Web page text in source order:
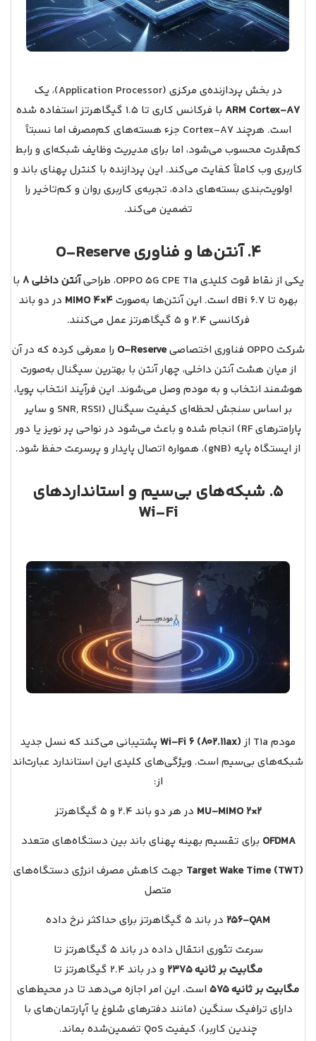
در بخش پردازنده‌ی مرکزی (Application Processor)، یک
ARM Cortex‑A7
با فرکانس کاری تا ۱.۵ گیگاهرتز استفاده شده
است. هرچند Cortex‑A7 جزء هسته‌های کم‌مصرف اما نسبتاً
کم‌قدرت محسوب می‌شود، اما برای مدیریت وظایف شبکه‌ای و رابط
کاربری وب کاملاً کفایت می‌کند. این پردازنده با کنترل پهنای باند و
اولویت‌بندی بسته‌های داده، تجربه‌ی کاربری روان و کم‌تاخیر را
تضمین می‌کند.
4. آنتن‌ها و فناوری O‑Reserve
یکی از نقاط قوت کلیدی OPPO 5G CPE T1a، طراحی ۸ آنتن داخلی
با
بهره تا 6.7 dBi است. این آنتن‌ها به‌صورت
MIMO 4×4 در دو باند
فرکانسی 2.4 و 5 گیگاهرتز عمل می‌کنند.
شرکت OPPO فناوری اختصاصی
O‑Reserve را معرفی کرده که در آن
از میان هشت آنتن داخلی، چهار آنتن با بهترین سیگنال به‌صورت
هوشمند انتخاب و به مودم وصل می‌شوند. این فرآیند انتخاب پویا،
بر اساس سنجش لحظه‌ای کیفیت سیگنال (SNR, RSSI و سایر
پارامترهای RF) انجام شده و باعث می‌شود در نواحی پر نویز یا دور
از ایستگاه پایه (gNB)، همواره اتصال پایدار و پرسرعت حفظ شود.
5. شبکه‌های بی‌سیم و استانداردهای
Wi‑Fi
مودم T1a از Wi‑Fi 6 (802.11ax) پشتیبانی می‌کند که نسل جدید
شبکه‌های بی‌سیم است. ویژگی‌های کلیدی این استاندارد عبارت‌اند
از:
MU‑MIMO 2×2 در هر دو باند 2.4 و 5 گیگاهرتز
OFDMA برای تقسیم بهینه پهنای باند بین دستگاه‌های متعدد
Target Wake Time (TWT) جهت کاهش مصرف انرژی دستگاه‌های
متصل
256‑QAM در باند 5 گیگاهرتز برای حداکثر نرخ داده
سرعت تئوری انتقال داده در باند 5 گیگاهرتز تا
۲۳۷۵ مگابیت بر ثانیه
و در باند 2.4 گیگاهرتز تا
۵۷۵ مگابیت بر ثانیه
است. این امر اجازه می‌دهد تا در محیط‌های
دارای ترافیک سنگین (مانند دفترهای شلوغ یا آپارتمان‌های با
چندین کاربر)، کیفیت QoS تضمین‌شده بماند.